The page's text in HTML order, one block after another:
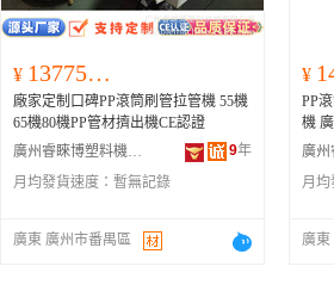
¥ 137750.00
廠家定制口碑PP滾筒刷管拉管機 55機
65機80機PP管材擠出機CE認證
廣州睿睞博塑料機械有限公司
9年
月均發貨速度： 暫無記錄
廣東 廣州市番禺區
¥
PP
機
月均
廣東